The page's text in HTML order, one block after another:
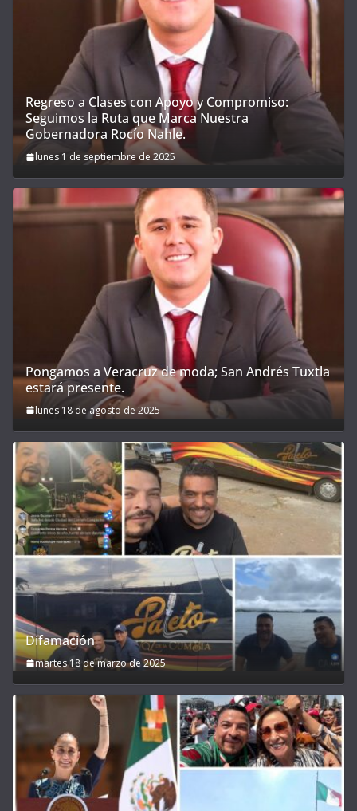
Regreso a Clases con Apoyo y Compromiso:
Seguimos la Ruta que Marca Nuestra
Gobernadora Rocío Nahle.
lunes 1 de septiembre de 2025
Pongamos a Veracruz de moda; San Andrés Tuxtla
estará presente.
lunes 18 de agosto de 2025
Difamación
martes 18 de marzo de 2025